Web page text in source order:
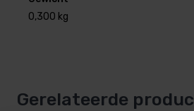
85142.
0,300 kg
Gerelateerde